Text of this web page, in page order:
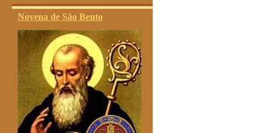
Novena de São Bento